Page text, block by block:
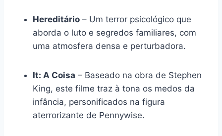
Hereditário – Um terror psicológico que
aborda o luto e segredos familiares, com
uma atmosfera densa e perturbadora.
It: A Coisa – Baseado na obra de Stephen
King, este filme traz à tona os medos da
infância, personificados na figura
aterrorizante de Pennywise.